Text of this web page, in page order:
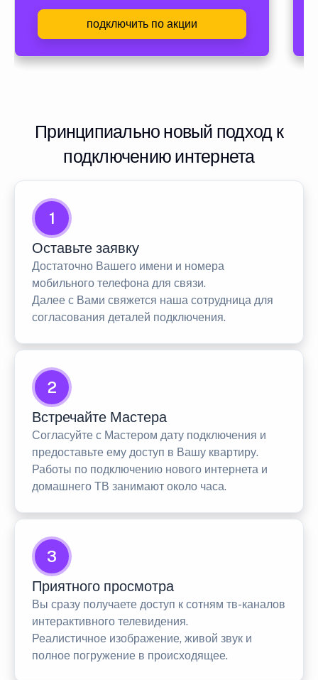
подключить по акции
Принципиально новый подход к
подключению интернета
1
Оставьте заявку
Достаточно Вашего имени и номера
мобильного телефона для связи.
Далее с Вами свяжется наша сотрудница для
согласования деталей подключения.
2
Встречайте Мастера
Согласуйте с Мастером дату подключения и
предоставьте ему доступ в Вашу квартиру.
Работы по подключению нового интернета и
домашнего ТВ занимают около часа.
3
Приятного просмотра
Вы сразу получаете доступ к сотням тв-каналов
интерактивного телевидения.
Реалистичное изображение, живой звук и
полное погружение в происходящее.